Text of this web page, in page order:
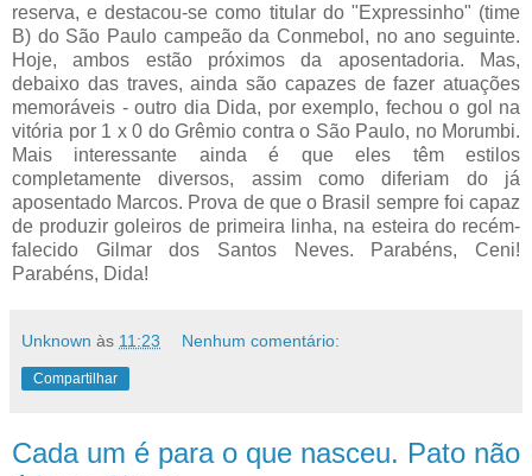
reserva, e destacou-se como titular do "Expressinho" (time
B) do São Paulo campeão da Conmebol, no ano seguinte.
Hoje, ambos estão próximos da aposentadoria. Mas,
debaixo das traves, ainda são capazes de fazer atuações
memoráveis - outro dia Dida, por exemplo, fechou o gol na
vitória por 1 x 0 do Grêmio contra o São Paulo, no Morumbi.
Mais interessante ainda é que eles têm estilos
completamente diversos, assim como diferiam do já
aposentado Marcos. Prova de que o Brasil sempre foi capaz
de produzir goleiros de primeira linha, na esteira do recém-
falecido Gilmar dos Santos Neves. Parabéns, Ceni!
Parabéns, Dida!
Unknown às 11:23 Nenhum comentário:
Compartilhar
Cada um é para o que nasceu. Pato não